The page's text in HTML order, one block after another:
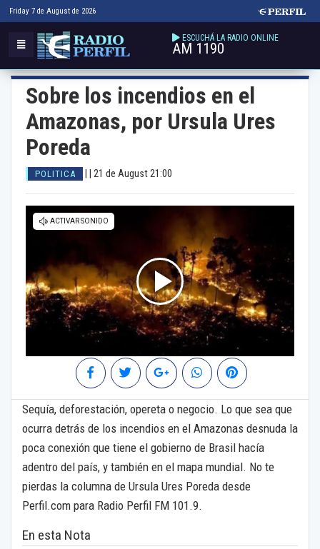
Friday 7 de August de 2026
ESCUCHÁ LA RADIO ONLINE
AM 1190
Sobre los incendios en el
Amazonas, por Ursula Ures
Poreda
POLITICA 21 de August 21:00
Sequía, deforestación, opereta o negocio. Lo que sea que
ocurra detrás de los incendios en el Amazonas desnuda la
poca conexión que tiene el gobierno de Brasil hacía
adentro del país, y también en el mapa mundial. No te
pierdas la columna de Ursula Ures Poreda desde
Perfil.com para Radio Perfil FM 101.9.
En esta Nota